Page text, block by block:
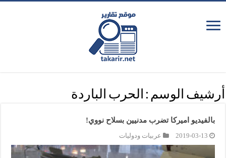
أرشيف الوسم : الحرب الباردة
بالفيديو اميركا تضرب مدنيين بسلاح نووي!
2019-03-13 عربيات ودوليات